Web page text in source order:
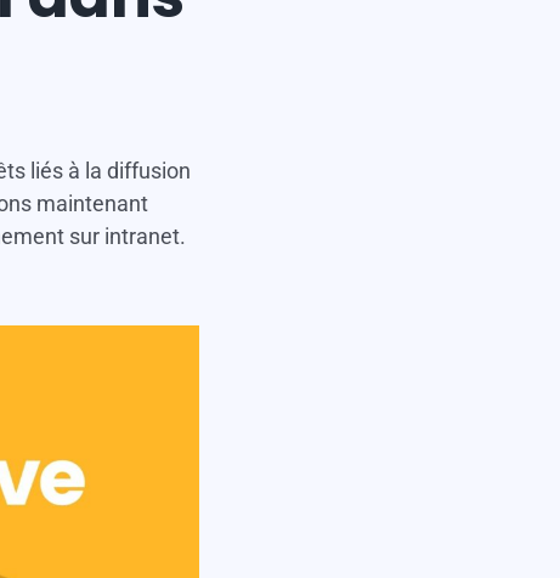
liés à la diffusion
maintenant
sur intranet.